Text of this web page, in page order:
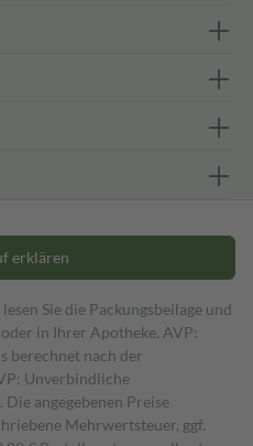
erklären
Sie die Packungsbeilage und
in Ihrer Apotheke. AVP:
berechnet nach der
Unverbindliche
angegebenen Preise
Mehrwertsteuer, ggf.